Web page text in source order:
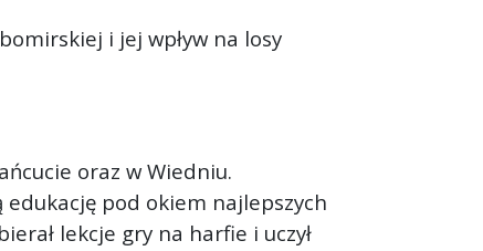
i jej wpływ na losy
oraz w Wiedniu.
edukację pod okiem najlepszych
lekcje gry na harfie i uczył